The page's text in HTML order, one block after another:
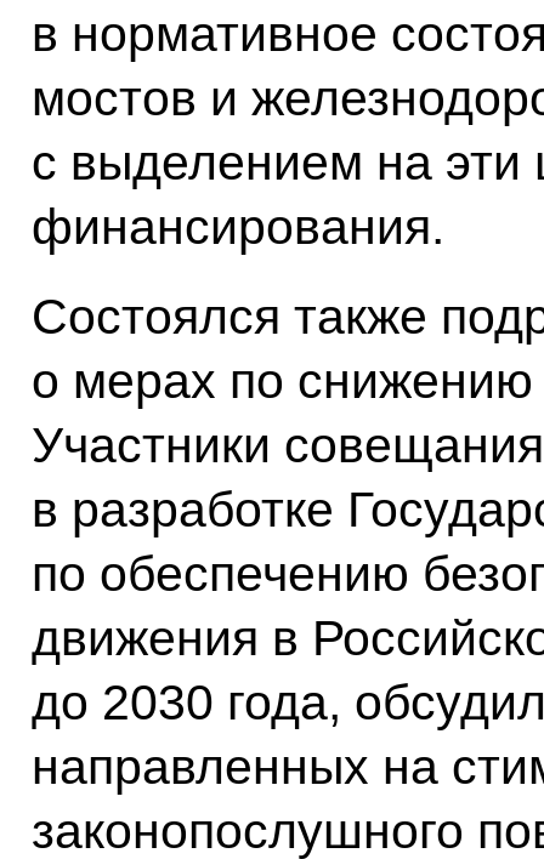
в нормативное
мостов и
с выделением на эти
финансирования.
Состоялся также
о мерах по снижению
Участники
в разработке
по обеспечению
движения в
до 2030 года,
направленных на
законопослушного